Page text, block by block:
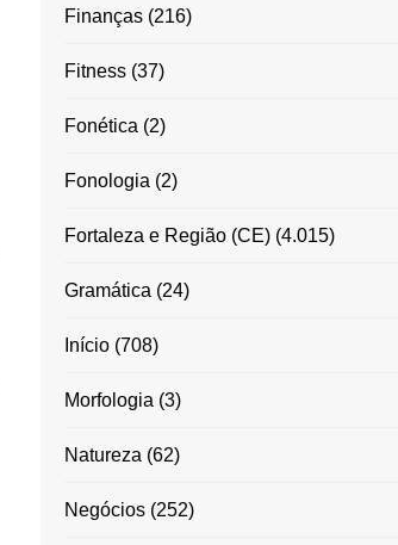
Finanças(216)
Fitness(37)
Fonética (2)
Fonologia (2)
Fortaleza e Região (CE)(4.015)
Gramática (24)
Início(708)
Morfologia (3)
Natureza (62)
Negócios(252)